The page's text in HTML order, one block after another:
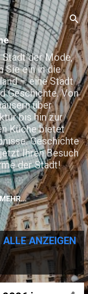
Stadt der Mode,
Sie ein in die
– eine Stadt
Geschichte. Von
über
bis hin zur
Küche bietet
Geschichte
Ihren Besuch
der Stadt!
MEHR…
ALLE ANZEIGEN